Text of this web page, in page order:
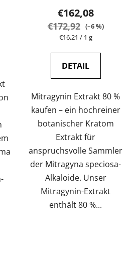
ist
5,0
5
€162,08
€172,92 (–6 %)
Verkaufspreis:
€16,21 / 1 g
DETAIL
Mitragynin Extrakt 80 %
kaufen – ein hochreiner
botanischer Kratom
Extrakt für
anspruchsvolle Sammler
der Mitragyna speciosa-
Alkaloide. Unser
Mitragynin-Extrakt
enthält 80 %...